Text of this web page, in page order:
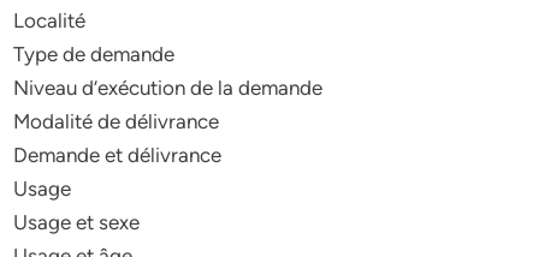
Localité
Type de demande
Niveau d’exécution de la demande
Modalité de délivrance
Demande et délivrance
Usage
Usage et sexe